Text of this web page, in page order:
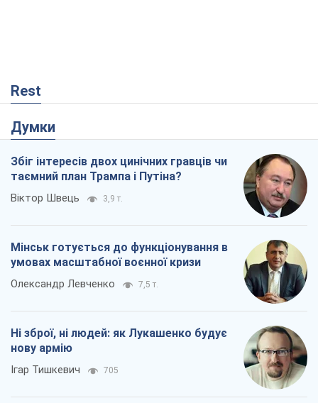
Rest
Думки
Збіг інтересів двох цинічних гравців чи
таємний план Трампа і Путіна?
Віктор Швець 3,9 т.
Мінськ готується до функціонування в
умовах масштабної воєнної кризи
Олександр Левченко 7,5 т.
Ні зброї, ні людей: як Лукашенко будує
нову армію
Ігар Тишкевич 705